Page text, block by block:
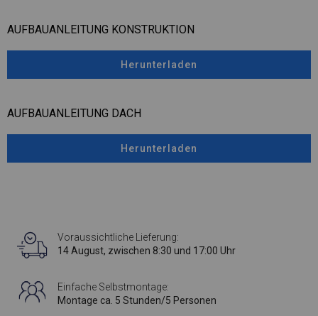
AUFBAUANLEITUNG KONSTRUKTION
Herunterladen
AUFBAUANLEITUNG DACH
Herunterladen
Voraussichtliche Lieferung:
14 August, zwischen 8:30 und 17:00 Uhr
Einfache Selbstmontage:
Montage ca. 5 Stunden/5 Personen